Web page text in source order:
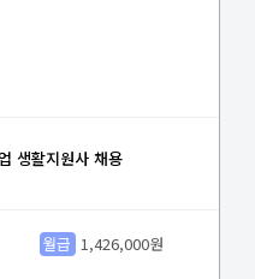
생활지원사 채용
월급 1,426,000원